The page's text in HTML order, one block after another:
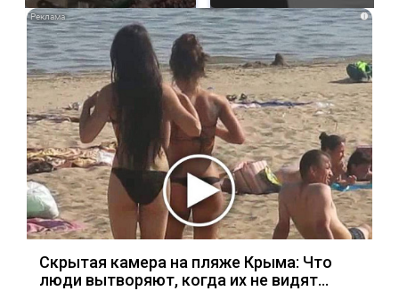
i
Скрытая камера на пляже Крыма: Что
люди вытворяют, когда их не видят...